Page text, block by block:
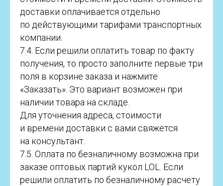
доставки оплачивается отдельно
по действующими тарифами транспортных
компании.
7.4. Если решили оплатить товар по факту
получения, то просто заполните первые три
поля в корзине заказа и нажмите
«Заказать». Это вариант возможен при
наличии товара на складе.
Для уточнения адреса, стоимости
и времени доставки с вами свяжется
на консультант.
7.5. Оплата по безналичному возможна при
заказе оптовых партий кукол LOL. Если
решили оплатить по безналичному расчету